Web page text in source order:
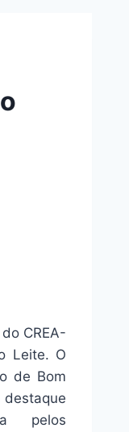
CREA-
Leite. O
de Bom
destaque
pelos